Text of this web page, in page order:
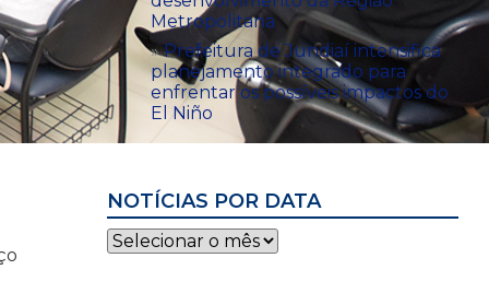
Metropolitana
Prefeitura de Jundiaí intensifica
planejamento integrado para
enfrentar os possíveis impactos do
El Niño
NOTÍCIAS POR DATA
Notícias
por